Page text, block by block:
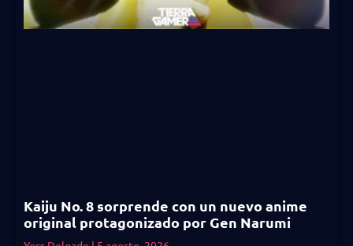
Kaiju No. 8 sorprende con un nuevo anime
original protagonizado por Gen Narumi